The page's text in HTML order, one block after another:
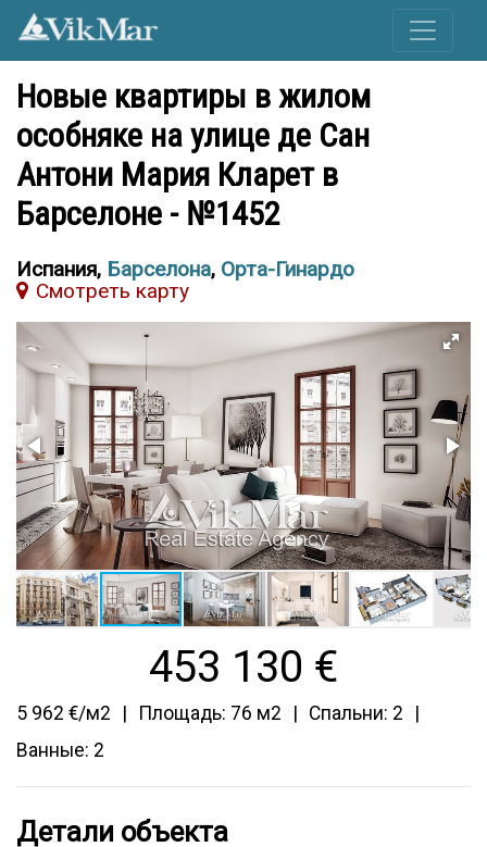
Новые квартиры в жилом
особняке на улице де Сан
Антони Мария Кларет в
Барселоне - №1452
Испания, Барселона, Орта-Гинардо
Cмотреть карту
453 130 €
5 962 €/м2 Площадь: 76 м2
Спальни: 2
Ванные: 2
Детали объекта